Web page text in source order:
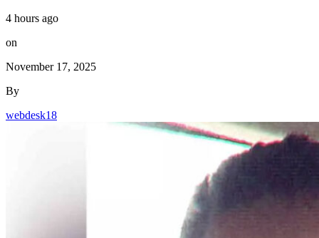
4 hours ago
on
November 17, 2025
By
webdesk18